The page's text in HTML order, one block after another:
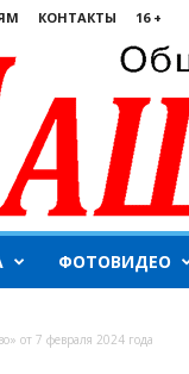
КОНТАКТЫ 16 +
ФОТОВИДЕО
от 7 февраля 2024 года